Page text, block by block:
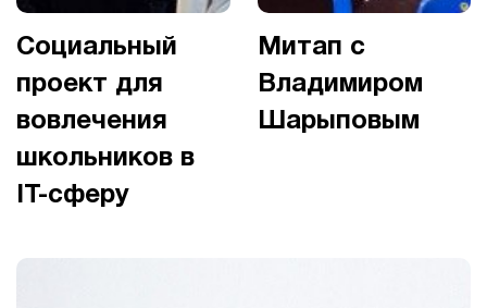
Социальный
проект для
вовлечения
школьников в
IT-сферу
Митап с
Владимиром
Шарыповым